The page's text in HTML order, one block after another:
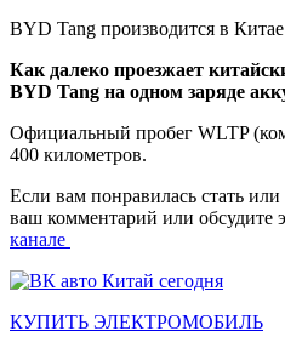
BYD Tang производится в
Как далеко проезжает
BYD Tang на одном заряде
Официальный пробег WLTP
400 километров.
Если вам понравилась стать
ваш комментарий или обсудите
канале
КУПИТЬ ЭЛЕКТРОМОБИЛЬ